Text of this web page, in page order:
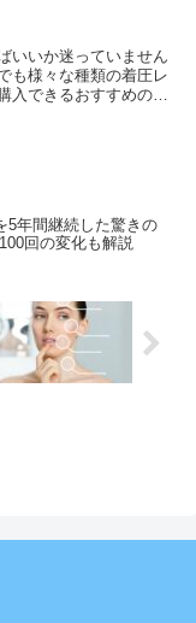
いいか迷っていません
も様々な種類の着圧レ
入できるおすすめの着
5年間継続した驚きの
回の変化も解説